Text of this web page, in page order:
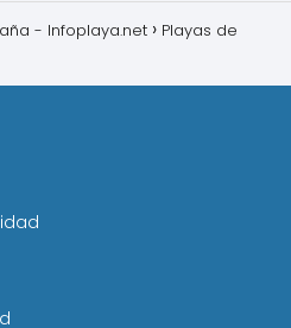
- Infoplaya.net
Playas de